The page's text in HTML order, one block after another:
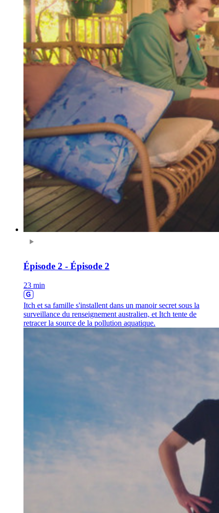
Épisode 2 - Épisode 2
23 min
Itch et sa famille s'installent dans un manoir secret sous la
surveillance du renseignement australien, et Itch tente de
retracer la source de la pollution aquatique.